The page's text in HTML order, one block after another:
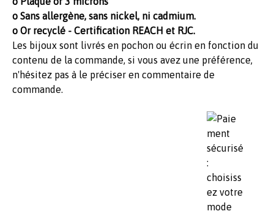
o Sans allergène, sans nickel, ni cadmium.
o Or recyclé - Certification REACH et RJC.
Les bijoux sont livrés en pochon ou écrin en fonction du
contenu de la commande, si vous avez une préférence,
n'hésitez pas à le préciser en commentaire de
commande.